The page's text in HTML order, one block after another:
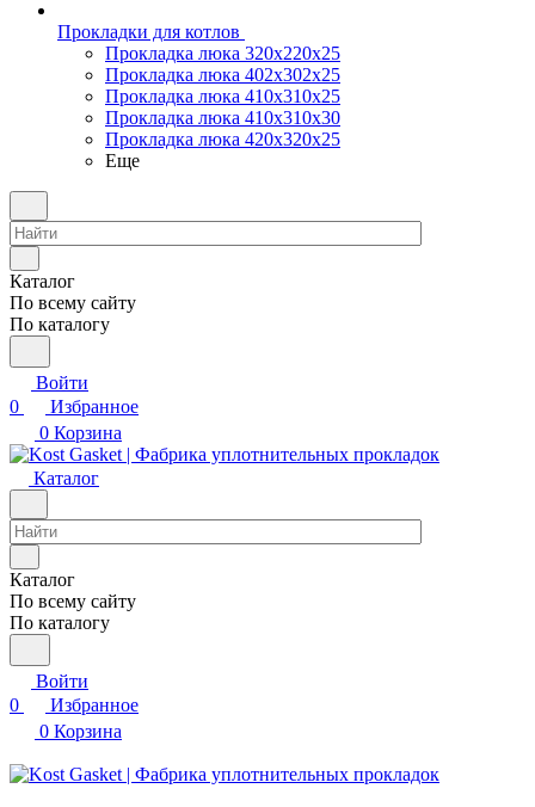
Прокладки для котлов
Прокладка люка 320x220x25
Прокладка люка 402x302x25
Прокладка люка 410x310x25
Прокладка люка 410х310х30
Прокладка люка 420x320x25
Еще
Каталог
По всему сайту
По каталогу
Войти
0
Избранное
0 Корзина
Каталог
Каталог
По всему сайту
По каталогу
Войти
0
Избранное
0 Корзина